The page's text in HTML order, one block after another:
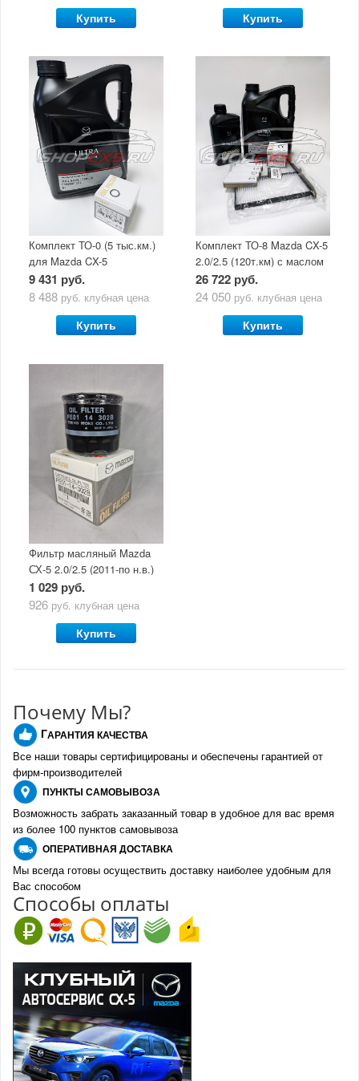
Купить Купить
Комплект ТО-0 (5 тыс.км.)
для Mazda CX-5
(двигатель 2.0/2.5) с
маслом Mazda Original Oil
9 431 руб.
8 488 руб. клубная цена
Купить
Комплект ТО-8 Mazda CX-5
2.0/2.5 (120т.км) с маслом
Mazda Original Oil Ultra
5W30
26 722 руб.
24 050 руб. клубная цена
Купить
Фильтр масляный Mazda
СХ-5 2.0/2.5 (2011-по н.в.)
1 029 руб.
926 руб. клубная цена
Купить
Почему Мы?
ГАРАНТИЯ КАЧЕСТВА
Все наши товары сертифицированы и обеспечены гарантией от
фирм-производителей
ПУНКТЫ САМОВЫВОЗА
Возможность забрать заказанный товар в удобное для вас время
из более 100 пунктов самовывоза
ОПЕРАТИВНАЯ ДОСТАВКА
Мы всегда готовы осуществить доставку наиболее удобным для
Вас способом
Способы оплаты